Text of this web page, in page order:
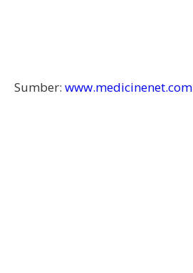
Sumber: www.medicinenet.com